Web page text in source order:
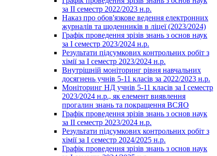
за ІІ семестр 2022/2023 н.р.
Наказ про обов'язкове ведення електронних
журналів та щоденників в ліцеї (2023/2024)
Графік проведення зрізів знань з основ наук
за І семестр 2023/2024 н.р.
Результати підсумкових контрольних робіт з
хімії за І семестр 2023/2024 н.р.
Внутрішній моніторинг рівня навчальних
досягнень учнів 5-11 класів за 2022/2023 н.р.
Моніторинг НД учнів 5-11 класів за І семестр
2023/2024 н.р., як елемент виявлення
прогалин знань та покращення ВСЯО
Графік проведення зрізів знань з основ наук
за ІІ семестр 2023/2024 н.р.
Результати підсумкових контрольних робіт з
хімії за І семестр 2024/2025 н.р.
Графік проведення зрізів знань з основ наук